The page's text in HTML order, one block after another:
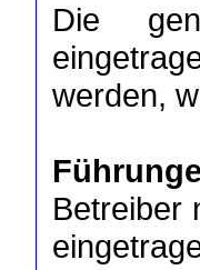
Die
werden,
Betreiber